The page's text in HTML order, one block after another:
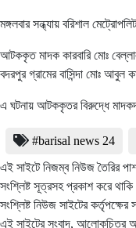
মঙ্গলবার সন্ধ্যায় বরিশাল
আটককৃত মাদক কারবারি মোঃ
বদরপুর গ্রামের বাসিন্দা মোঃ আবুল
এ ঘটনায় আটককৃতর বিরুদ্ধে
#barisal news 24
এই সাইটে নিজম্ব নিউজ তৈরির
সংশ্লিষ্ট সূত্রসহ প্রকাশ করে
সংশ্লিষ্ট নিউজ সাইটের
এই সাইটের সংবাদ, আলোকচিত্র